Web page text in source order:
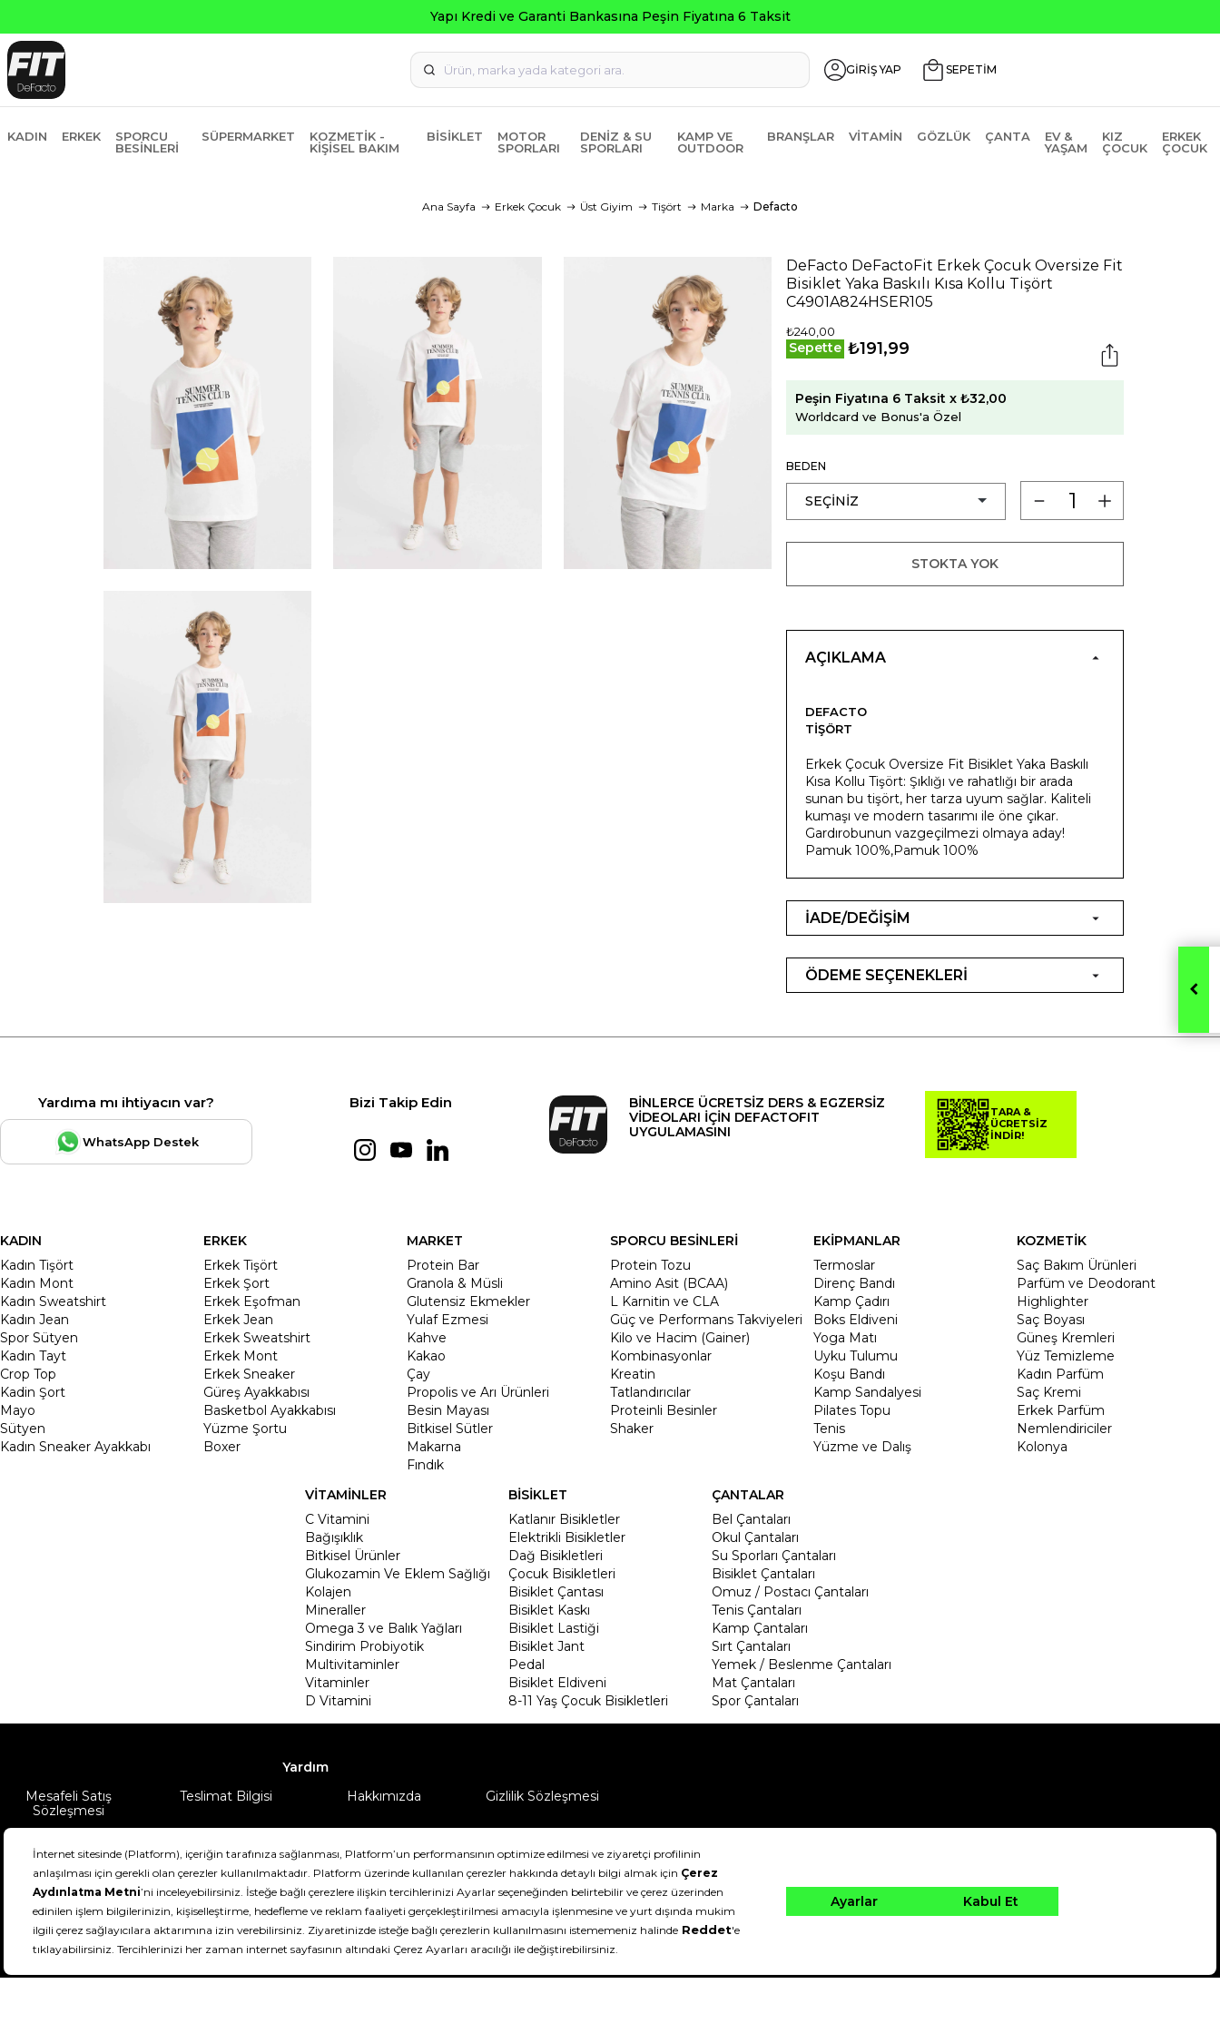
Yapı Kredi ve Garanti Bankasına Peşin Fiyatına 6 Taksit
GİRİŞ YAP SEPETİM
KADIN ERKEK
SPORCU
BESINLERI
SÜPERMARKET
KOZMETIK -
KIŞISEL BAKIM
BISIKLET
MOTOR
SPORLARI
DENIZ & SU
SPORLARI
KAMP VE
OUTDOOR
BRANŞLAR VITAMIN GÖZLÜK ÇANTA
EV &
YAŞAM
KIZ
ÇOCUK
ERKEK
ÇOCUK
Ana Sayfa Erkek Çocuk Üst Giyim Tişört Marka Defacto
DeFacto DeFactoFit Erkek Çocuk Oversize Fit
Bisiklet Yaka Baskılı Kısa Kollu Tişört
C4901A824HSER105
₺240,00
Sepette ₺191,99
Peşin Fiyatına 6 Taksit x ₺32,00
Worldcard ve Bonus'a Özel
BEDEN
STOKTA YOK
AÇIKLAMA
DEFACTO
TIŞÖRT
Erkek Çocuk Oversize Fit Bisiklet Yaka Baskılı
Kısa Kollu Tişört: Şıklığı ve rahatlığı bir arada
sunan bu tişört, her tarza uyum sağlar. Kaliteli
kumaşı ve modern tasarımı ile öne çıkar.
Gardırobunun vazgeçilmezi olmaya aday!
Pamuk 100%,Pamuk 100%
İADE/DEĞİŞİM
ÖDEME SEÇENEKLERİ
Yardıma mı ihtiyacın var?
WhatsApp Destek
Bizi Takip Edin
BİNLERCE ÜCRETSİZ DERS & EGZERSİZ
VİDEOLARI İÇİN DEFACTOFIT
UYGULAMASINI
TARA &
ÜCRETSİZ
İNDİR!
KADIN
Kadın Tişört
Kadın Mont
Kadın Sweatshirt
Kadın Jean
Spor Sütyen
Kadın Tayt
Crop Top
Kadin Şort
Mayo
Sütyen
Kadın Sneaker Ayakkabı
ERKEK
Erkek Tişört
Erkek Şort
Erkek Eşofman
Erkek Jean
Erkek Sweatshirt
Erkek Mont
Erkek Sneaker
Güreş Ayakkabısı
Basketbol Ayakkabısı
Yüzme Şortu
Boxer
MARKET
Protein Bar
Granola & Müsli
Glutensiz Ekmekler
Yulaf Ezmesi
Kahve
Kakao
Çay
Propolis ve Arı Ürünleri
Besin Mayası
Bitkisel Sütler
Makarna
Fındık
SPORCU BESİNLERİ
Protein Tozu
Amino Asit (BCAA)
L Karnitin ve CLA
Güç ve Performans Takviyeleri
Kilo ve Hacim (Gainer)
Kombinasyonlar
Kreatin
Tatlandırıcılar
Proteinli Besinler
Shaker
EKİPMANLAR
Termoslar
Direnç Bandı
Kamp Çadırı
Boks Eldiveni
Yoga Matı
Uyku Tulumu
Koşu Bandı
Kamp Sandalyesi
Pilates Topu
Tenis
Yüzme ve Dalış
KOZMETİK
Saç Bakım Ürünleri
Parfüm ve Deodorant
Highlighter
Saç Boyası
Güneş Kremleri
Yüz Temizleme
Kadın Parfüm
Saç Kremi
Erkek Parfüm
Nemlendiriciler
Kolonya
VİTAMİNLER
C Vitamini
Bağışıklık
Bitkisel Ürünler
Glukozamin Ve Eklem Sağlığı
Kolajen
Mineraller
Omega 3 ve Balık Yağları
Sindirim Probiyotik
Multivitaminler
Vitaminler
D Vitamini
BİSİKLET
Katlanır Bisikletler
Elektrikli Bisikletler
Dağ Bisikletleri
Çocuk Bisikletleri
Bisiklet Çantası
Bisiklet Kaskı
Bisiklet Lastiği
Bisiklet Jant
Pedal
Bisiklet Eldiveni
8-11 Yaş Çocuk Bisikletleri
ÇANTALAR
Bel Çantaları
Okul Çantaları
Su Sporları Çantaları
Bisiklet Çantaları
Omuz / Postacı Çantaları
Tenis Çantaları
Kamp Çantaları
Sırt Çantaları
Yemek / Beslenme Çantaları
Mat Çantaları
Spor Çantaları
Yardım
Mesafeli Satış
Sözleşmesi
Teslimat Bilgisi Hakkımızda Gizlilik Sözleşmesi
DeFactoFIT ©️ 2022-2026. Tüm hakları saklıdır.